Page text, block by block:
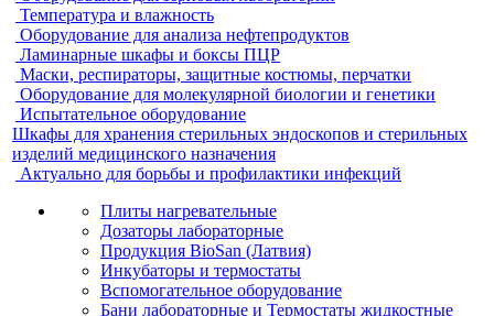
Температура и влажность
Оборудование для анализа нефтепродуктов
Ламинарные шкафы и боксы ПЦР
Маски, респираторы, защитные костюмы, перчатки
Оборудование для молекулярной биологии и генетики
Испытательное оборудование
Шкафы для хранения стерильных эндоскопов и стерильных
изделий медицинского назначения
Актуально для борьбы и профилактики инфекций
Плиты нагревательные
Дозаторы лабораторные
Продукция BioSan (Латвия)
Инкубаторы и термостаты
Вспомогательное оборудование
Бани лабораторные и Термостаты жидкостные